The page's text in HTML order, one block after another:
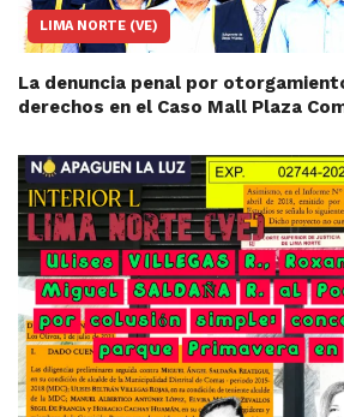
LIMA NORTE (VE)
La denuncia penal por
derechos en el Caso Mall Plaza